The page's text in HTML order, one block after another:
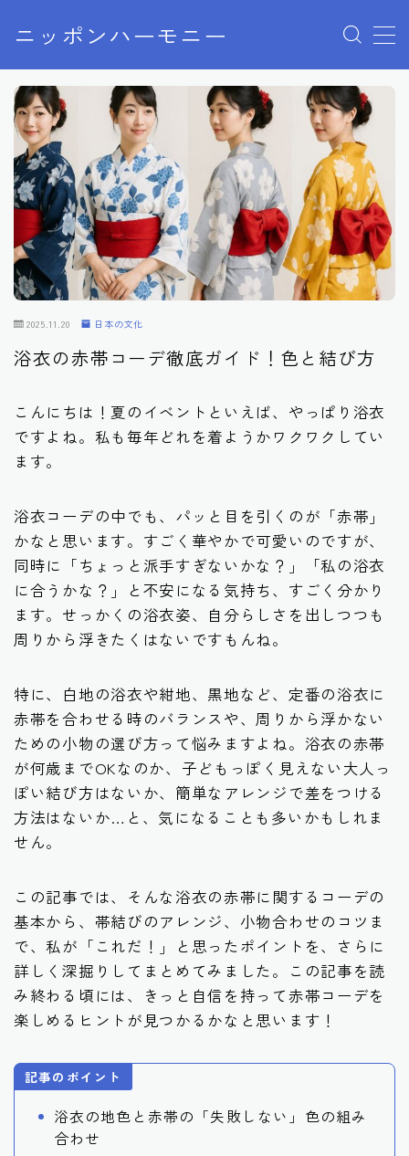
ニッポンハーモニー
MENU
プライバシーポリシー
特定商取引法に基づく表記
お問い合わせ
2025.11.20 日本の文化
浴衣の赤帯コーデ徹底ガイド！色と結び方
こんにちは！夏のイベントといえば、やっぱり浴衣
ですよね。私も毎年どれを着ようかワクワクしてい
ます。
浴衣コーデの中でも、パッと目を引くのが「赤帯」
かなと思います。すごく華やかで可愛いのですが、
同時に「ちょっと派手すぎないかな？」「私の浴衣
に合うかな？」と不安になる気持ち、すごく分かり
ます。せっかくの浴衣姿、自分らしさを出しつつも
周りから浮きたくはないですもんね。
特に、白地の浴衣や紺地、黒地など、定番の浴衣に
赤帯を合わせる時のバランスや、周りから浮かない
ための小物の選び方って悩みますよね。浴衣の赤帯
が何歳までOKなのか、子どもっぽく見えない大人っ
ぽい結び方はないか、簡単なアレンジで差をつける
方法はないか…と、気になることも多いかもしれま
せん。
この記事では、そんな浴衣の赤帯に関するコーデの
基本から、帯結びのアレンジ、小物合わせのコツま
で、私が「これだ！」と思ったポイントを、さらに
詳しく深掘りしてまとめてみました。この記事を読
み終わる頃には、きっと自信を持って赤帯コーデを
楽しめるヒントが見つかるかなと思います！
記事のポイント
浴衣の地色と赤帯の「失敗しない」色の組み
合わせ